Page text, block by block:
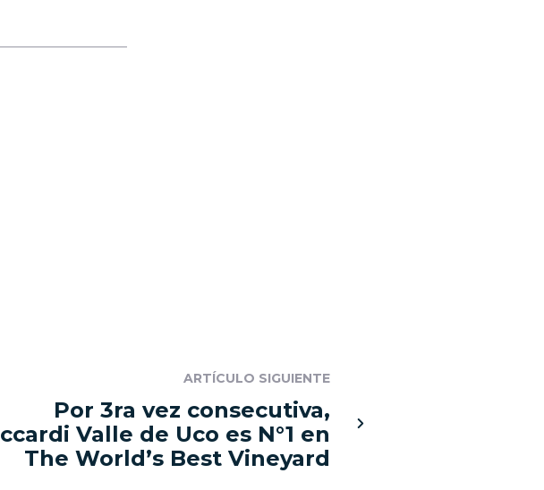
ARTÍCULO SIGUIENTE
Por 3ra vez consecutiva,
Valle de Uco es N°1 en
The World’s Best Vineyard